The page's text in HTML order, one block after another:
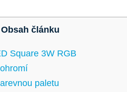
Obsah článku
Square 3W​ RGB
paletu